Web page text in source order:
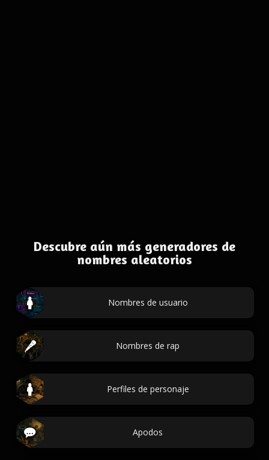
Descubre aún más generadores de
nombres aleatorios
Nombres de usuario
Nombres de rap
Perfiles de personaje
Apodos